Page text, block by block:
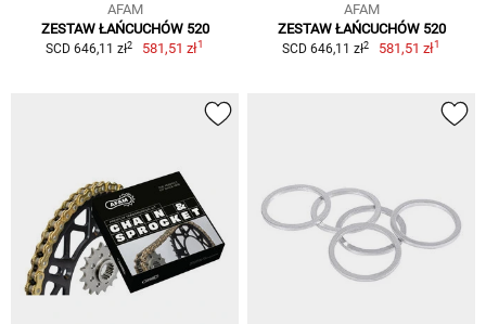
AFAM
ZESTAW ŁAŃCUCHÓW 520
SCD 646,11 zł2 581,51 zł1
AFAM
ZESTAW ŁAŃCUCHÓW 520
SCD 646,11 zł2 581,51 zł1